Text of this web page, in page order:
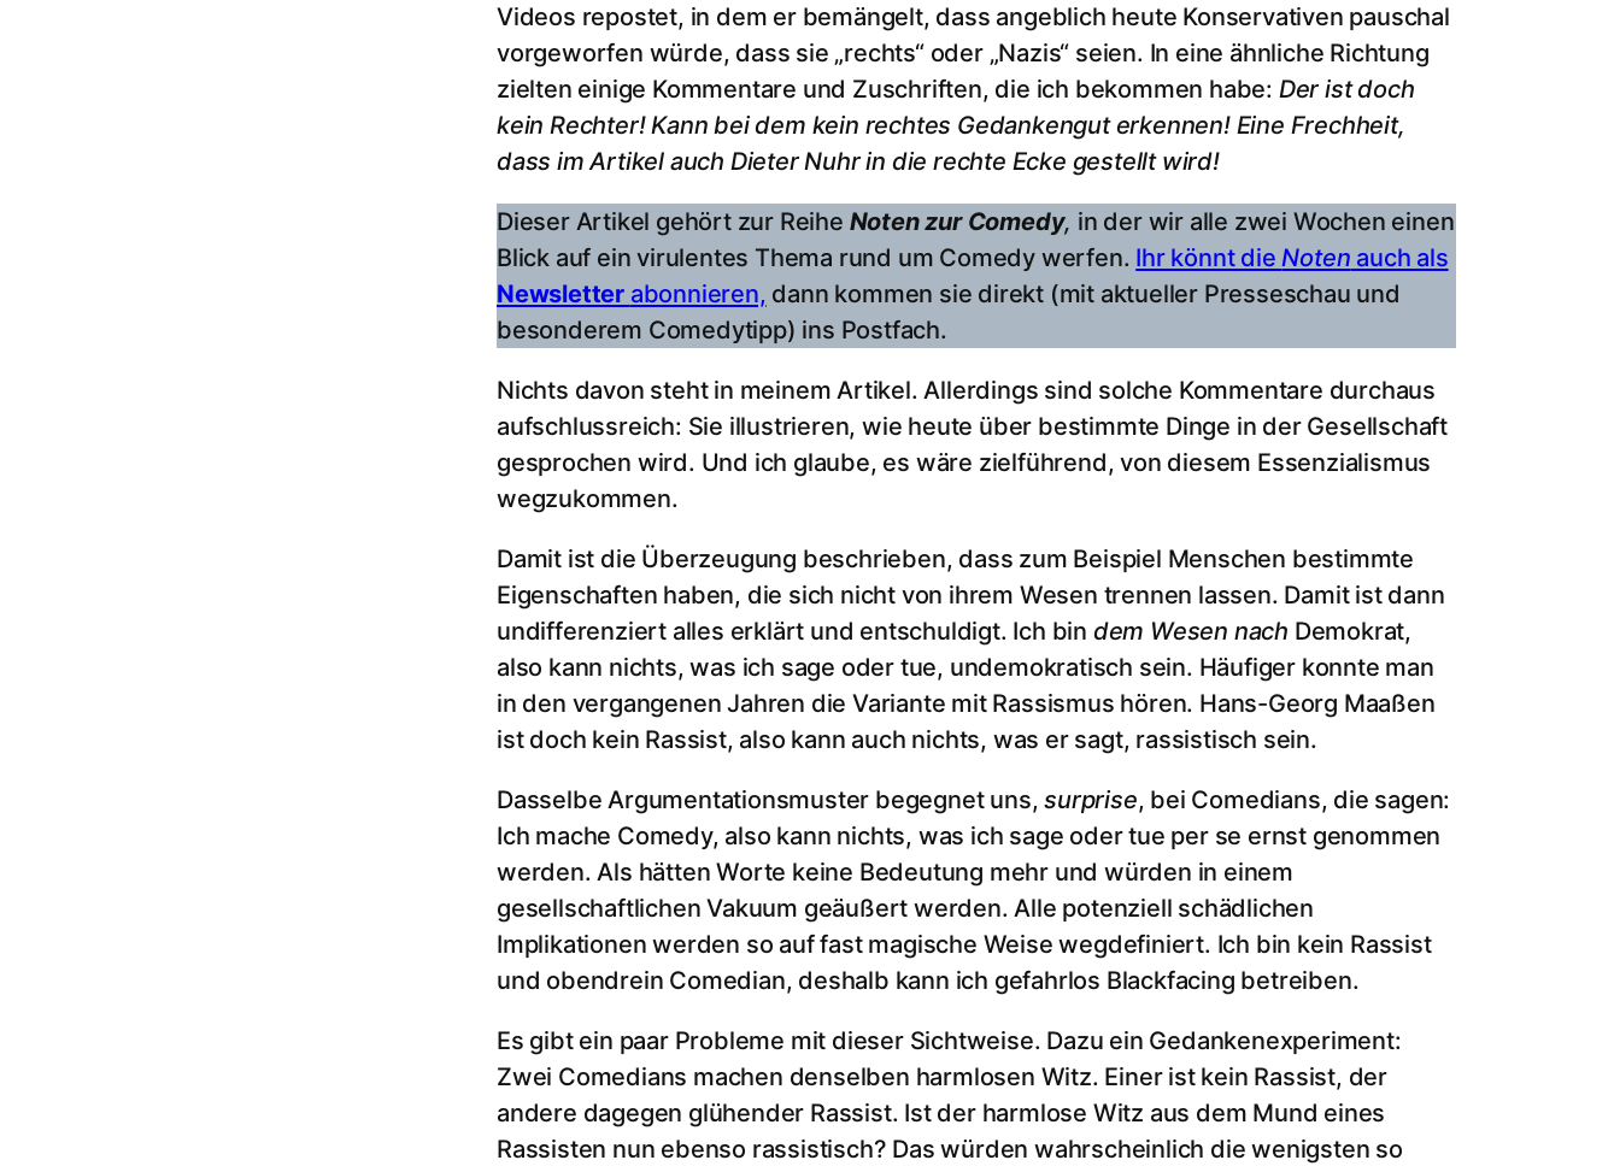
Videos repostet, in dem er bemängelt, dass angeblich heute Konservativen pauschal
vorgeworfen würde, dass sie „rechts“ oder „Nazis“ seien. In eine ähnliche Richtung
zielten einige Kommentare und Zuschriften, die ich bekommen habe: Der ist doch
kein Rechter! Kann bei dem kein rechtes Gedankenguterkennen! Eine Frechheit,
dass im Artikel auch Dieter Nuhr in die rechte Ecke gestellt wird!
Dieser Artikel gehört zur Reihe Noten zur Comedy, in der wir alle zwei Wochen einen
Blick auf ein virulentes Thema rund um Comedy werfen. Ihr könnt die Noten auch als
Newsletter abonnieren, dann kommen sie direkt (mit aktueller Presseschau und
besonderem Comedytipp) ins Postfach.
Nichts davon steht in meinem Artikel. Allerdings sind solche Kommentare durchaus
aufschlussreich: Sie illustrieren, wie heute über bestimmte Dinge in der Gesellschaft
gesprochen wird. Und ich glaube, es wäre zielführend, von diesem Essenzialismus
wegzukommen.
Damit ist die Überzeugung beschrieben, dass zum Beispiel Menschen bestimmte
Eigenschaften haben, die sich nicht von ihrem Wesen trennen lassen. Damit ist dann
undifferenziert alles erklärt und entschuldigt. Ich bin dem Wesen nach Demokrat,
also kann nichts, was ich sage oder tue, undemokratisch sein. Häufiger konnte man
in den vergangenen Jahren die Variante mit Rassismus hören. Hans-Georg Maaßen
ist doch kein Rassist, also kann auch nichts, was er sagt, rassistisch sein.
Dasselbe Argumentationsmuster begegnet uns,surprise, bei Comedians, die sagen:
Ich mache Comedy, also kann nichts, was ich sage oder tue per se ernst genommen
werden. Als hätten Worte keine Bedeutung mehr und würden in einem
gesellschaftlichen Vakuum geäußert werden. Alle potenziell schädlichen
Implikationen werden so auf fast magische Weise wegdefiniert. Ich bin kein Rassist
und obendrein Comedian, deshalb kann ich gefahrlos Blackfacing betreiben.
Es gibt ein paar Probleme mit dieser Sichtweise. Dazu ein Gedankenexperiment:
Zwei Comedians machen denselben harmlosen Witz. Einer ist kein Rassist, der
andere dagegen glühender Rassist. Ist der harmlose Witz aus dem Mund eines
Rassisten nun ebenso rassistisch? Das würden wahrscheinlich die wenigsten so